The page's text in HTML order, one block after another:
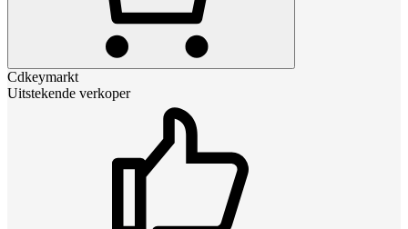
Cdkeymarkt
Uitstekende verkoper